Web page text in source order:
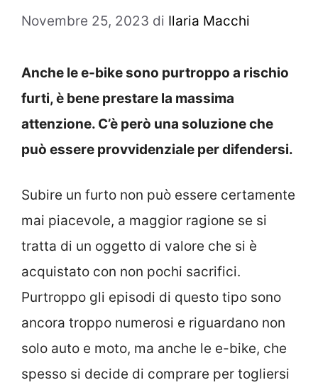
Novembre 25, 2023 di Ilaria Macchi
Anche le e-bike sono purtroppo a rischio
furti, è bene prestare la massima
attenzione. C’è però una soluzione che
può essere provvidenziale per difendersi.
Subire un furto non può essere certamente
mai piacevole, a maggior ragione se si
tratta di un oggetto di valore che si è
acquistato con non pochi sacrifici.
Purtroppo gli episodi di questo tipo sono
ancora troppo numerosi e riguardano non
solo auto e moto, ma anche le e-bike, che
spesso si decide di comprare per togliersi